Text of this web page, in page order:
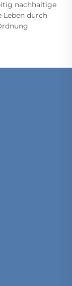
nachhaltige
Leben durch